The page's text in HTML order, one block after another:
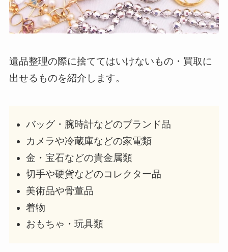
遺品整理の際に捨ててはいけないもの・買取に
出せるものを紹介します。
バッグ・腕時計などのブランド品
カメラや冷蔵庫などの家電類
金・宝石などの貴金属類
切手や硬貨などのコレクター品
美術品や骨董品
着物
おもちゃ・玩具類